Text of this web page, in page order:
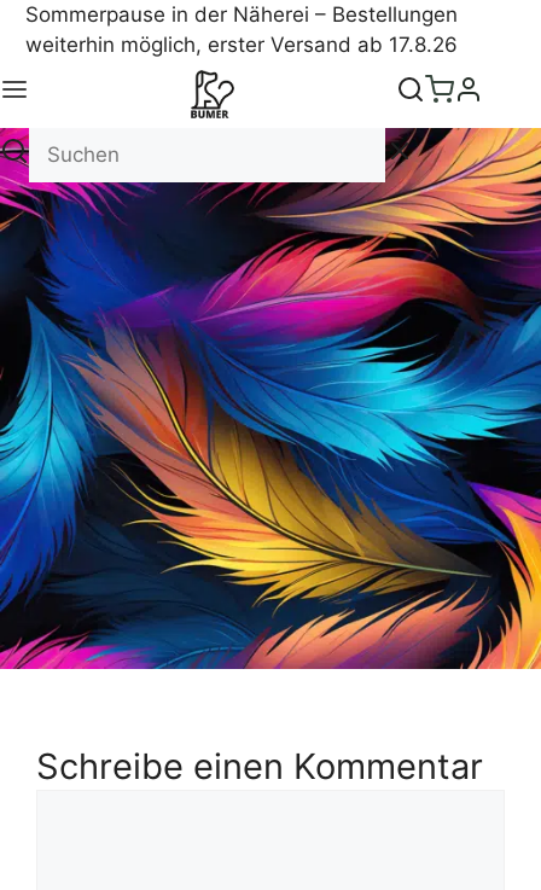
Sommerpause in der Näherei – Bestellungen
weiterhin möglich, erster Versand ab 17.8.26
Schreibe einen Kommentar